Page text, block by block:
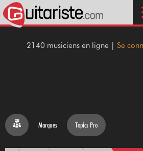
2140 musiciens en ligne | Se
Marques Topics Pro